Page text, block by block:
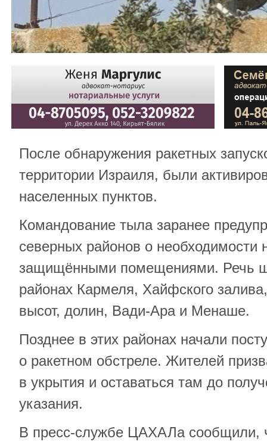
После обнаружения ракетных
территории Израиля, были
населенных пунктов.
Командование тыла заранее
северных районов о необходимости
защищёнными помещениями. Речь
районах Кармеля, Хайфского
высот, долин, Вади-Ара и Менаше.
Позднее в этих районах начали
о ракетном обстреле. Жителей
в укрытия и оставаться там до
указания.
В пресс-службе ЦАХАЛа сообщили,